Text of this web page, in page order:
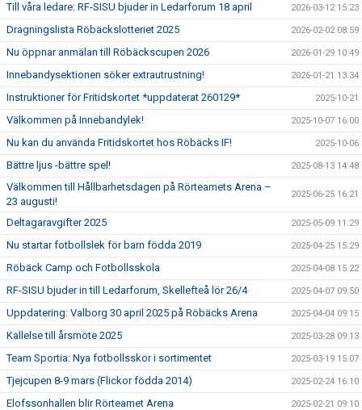
Till våra ledare: RF-SISU bjuder in Ledarforum 18 april 2026-03-12 15:23
Dragningslista Röbäckslotteriet 2025 2026-02-02 08:59
Nu öppnar anmälan till Röbäckscupen 2026 2026-01-29 10:49
Innebandysektionen söker extrautrustning! 2026-01-21 13:34
Instruktioner för Fritidskortet *uppdaterat 260129* 2025-10-21
Välkommen på Innebandylek! 2025-10-07 16:00
Nu kan du använda Fritidskortet hos Röbäcks IF! 2025-10-06
Bättre ljus -bättre spel! 2025-08-13 14:48
Välkommen till Hållbarhetsdagen på Rörteamets Arena –
23 augusti!
2025-06-25 16:21
Deltagaravgifter 2025 2025-05-09 11:29
Nu startar fotbollslek för barn födda 2019 2025-04-25 15:29
Röbäck Camp och Fotbollsskola 2025-04-08 15:22
RF-SISU bjuder in till Ledarforum, Skellefteå lör 26/4 2025-04-07 09:50
Uppdatering: Valborg 30 april 2025 på Röbäcks Arena 2025-04-04 09:15
Kallelse till årsmöte 2025 2025-03-28 09:13
Team Sportia: Nya fotbollsskor i sortimentet 2025-03-19 15:07
Tjejcupen 8-9 mars (Flickor födda 2014) 2025-02-24 16:10
Elofssonhallen blir Rörteamet Arena 2025-02-21 09:10